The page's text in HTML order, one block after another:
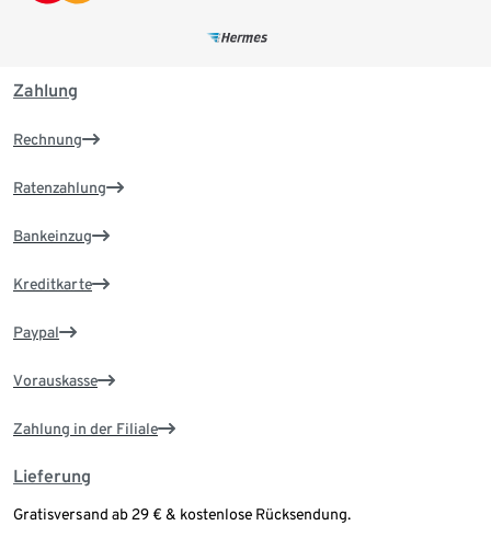
Zahlung
Rechnung
Ratenzahlung
Bankeinzug
Kreditkarte
Paypal
Vorauskasse
Zahlung in der Filiale
Lieferung
Gratisversand ab 29 € & kostenlose Rücksendung.